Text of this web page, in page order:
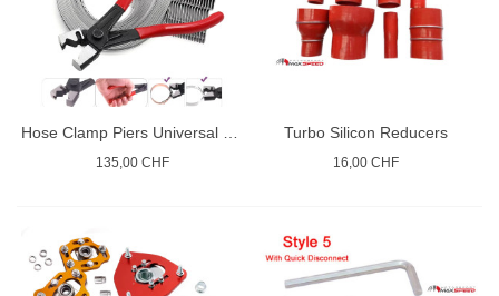
135,00 CHF
Turbo Silicon Reducers
16,00 CHF